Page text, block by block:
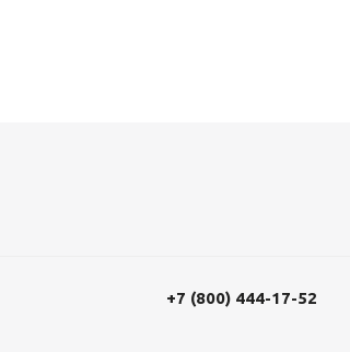
+7 (800) 444-17-52